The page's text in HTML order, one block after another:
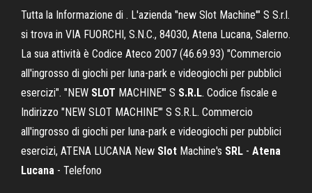
Tutta la Informazione di . L'azienda "new Slot Machine'" S S.r.l.
si trova in VIA FUORCHI, S.N.C., 84030, Atena Lucana, Salerno.
La sua attività è Codice Ateco 2007 (46.69.93) "Commercio
all'ingrosso di giochi per luna-park e videogiochi per pubblici
esercizi". "NEW SLOT MACHINE'" S S.R.L. Codice fiscale e
Indirizzo "NEW SLOT MACHINE'" S S.R.L. Commercio
all'ingrosso di giochi per luna-park e videogiochi per pubblici
esercizi, ATENA LUCANA New Slot Machine's SRL - Atena
Lucana - Telefono